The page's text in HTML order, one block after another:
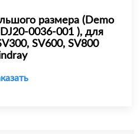
размера (Demo
0036-001 ), для
SV600, SV800